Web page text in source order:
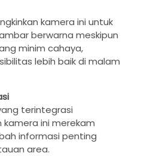
kamera ini untuk
berwarna meskipun
minim cahaya,
lebih baik di malam
terintegrasi
kamera ini merekam
informasi penting
area.